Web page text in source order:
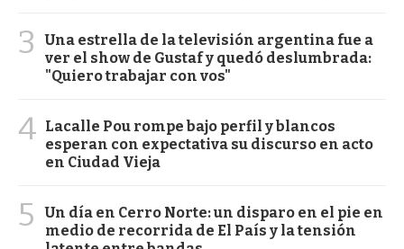
3
Una estrella de la televisión argentina fue a
ver el show de Gustaf y quedó deslumbrada:
"Quiero trabajar con vos"
4 Lacalle Pou rompe bajo perfil y blancos
esperan con expectativa su discurso en acto
en Ciudad Vieja
5
Un día en Cerro Norte: un disparo en el pie en
medio de recorrida de El País y la tensión